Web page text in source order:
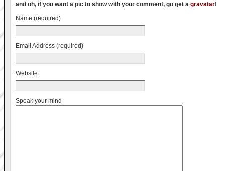
and oh, if you want a pic to show with your comment, go get a gravatar!
Name (required)
Email Address (required)
Website
Speak your mind